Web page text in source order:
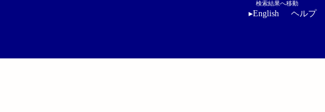
検索結果へ移動
▸English ヘルプ